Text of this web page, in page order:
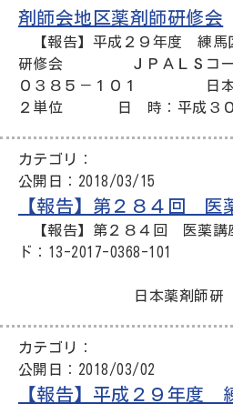
剤師会地区薬剤師研修会
【報告】平成２９年度 練馬
研修会 ＪＰＡＬＳコード
０３８５－１０１ 日本薬
２単位 日 時：平成３０
カテゴリ：
公開日： 2018/03/15
【報告】第２８４回 医
【報告】第２８４回 医薬
ド：13-2017-0368-101
日本薬剤師研
カテゴリ：
公開日： 2018/03/02
【報告】平成２９年度